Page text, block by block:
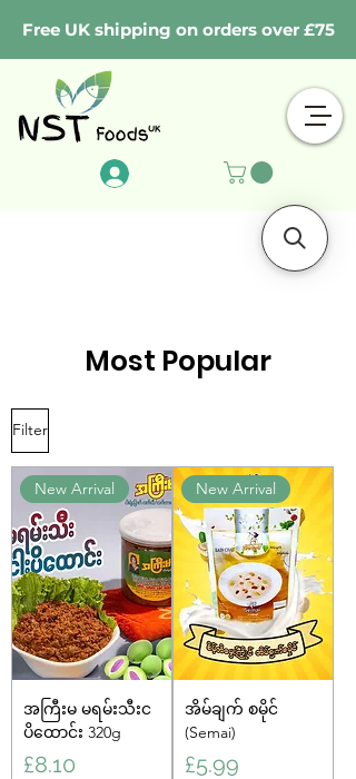
Free UK shipping on orders over £75
Most Popular
Filter
New Arrival
အကြီးမ မရမ်းသီးင
ပိထောင်း 320g
Price
£8.10
New Arrival
အိမ်ချက် စမိုင်
(Semai)
Price
£5.99